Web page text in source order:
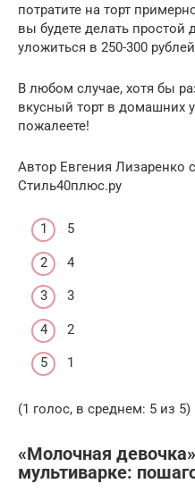
потратите на торт
вы будете делать
уложиться в 250-300
В любом случае, хотя бы
вкусный торт в домашних
пожалеете!
Автор Евгения Лизаренко
Стиль40плюс.ру
5
4
3
2
1
(1 голос, в среднем: 5 из 5)
«Молочная
мультиварке: